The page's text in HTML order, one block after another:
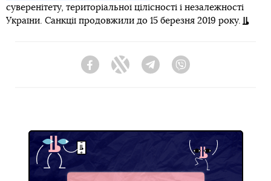
суверенітету, територіальної цілісності і незалежності
України. Санкції продовжили до 15 березня 2019 року.
FacebookTwitter Telegram